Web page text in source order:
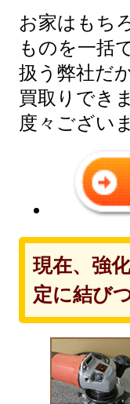
お家はもち
ものを一括
扱う弊社だ
買取りでき
度々ござい
現在、強
定に結び